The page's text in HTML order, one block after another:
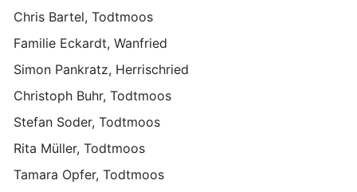
Chris Bartel, Todtmoos
Familie Eckardt, Wanfried
Simon Pankratz, Herrischried
Christoph Buhr, Todtmoos
Stefan Soder, Todtmoos
Rita Müller, Todtmoos
Tamara Opfer, Todtmoos